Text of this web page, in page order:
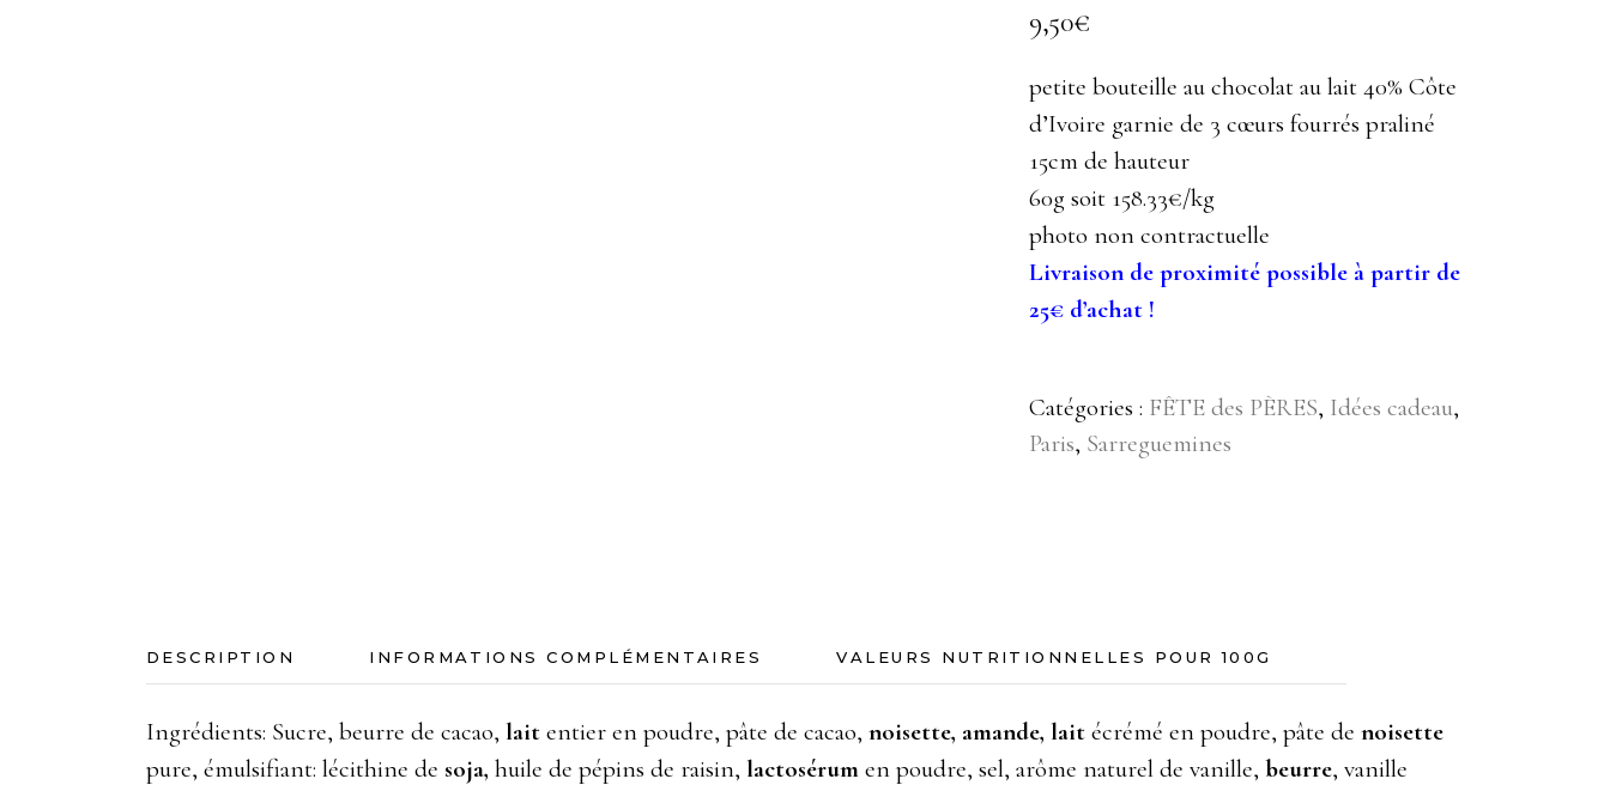
9,50€
petite bouteille au chocolat au lait 40% Côte
d’Ivoire garnie de 3 cœurs fourrés praliné
15cm de hauteur
60g soit 158.33€/kg
photo non contractuelle
Livraison de proximité possible à partir de
25€ d’achat !
Catégories : FÊTE des PÈRES, Idées cadeau,
Paris, Sarreguemines
DESCRIPTION INFORMATIONS COMPLÉMENTAIRES VALEURS NUTRITIONNELLES POUR 100G
Ingrédients: Sucre, beurre de cacao, lait entier en poudre, pâte de cacao, noisette, amande, lait écrémé en poudre, pâte de noisette
pure, émulsifiant: lécithine de soja, huile de pépins de raisin, lactosérum en poudre, sel, arôme naturel de vanille, beurre, vanille